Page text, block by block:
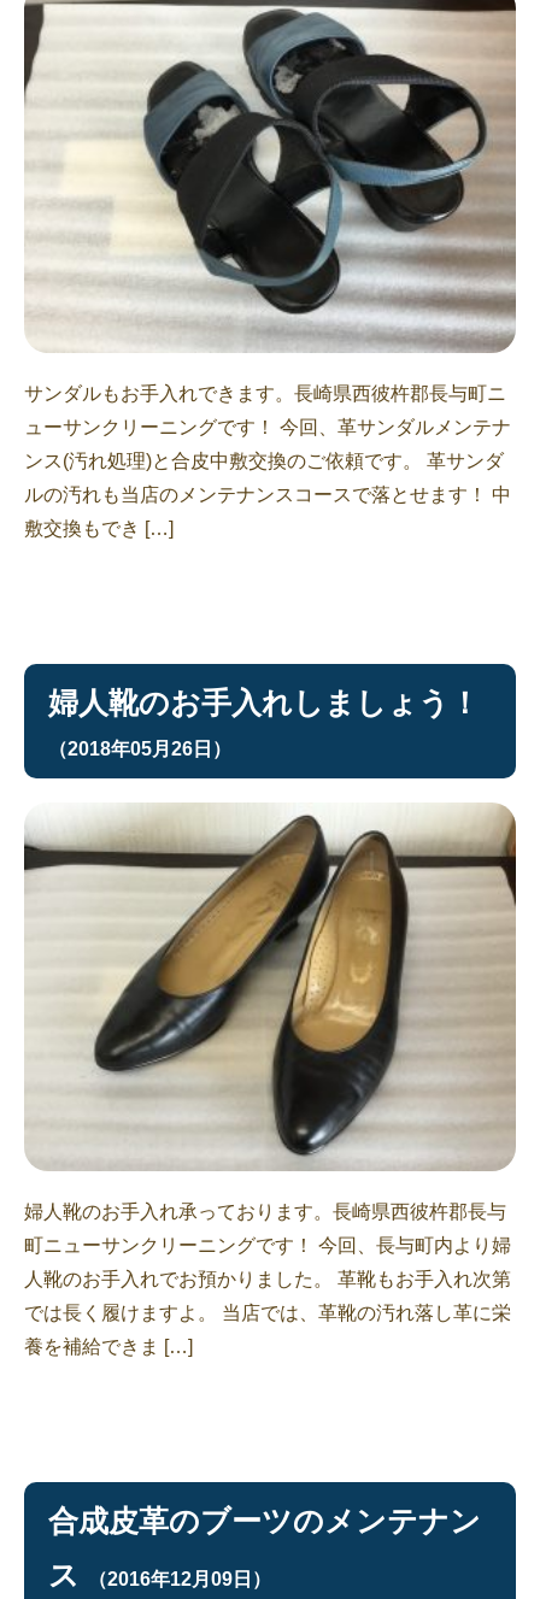
サンダルもお手入れできます。長崎県西彼杵郡長与町ニ
ューサンクリーニングです！ 今回、革サンダルメンテナ
ンス(汚れ処理)と合皮中敷交換のご依頼です。 革サンダ
ルの汚れも当店のメンテナンスコースで落とせます！ 中
敷交換もでき […]
婦人靴のお手入れしましょう！
（2018年05月26日）
婦人靴のお手入れ承っております。長崎県西彼杵郡長与
町ニューサンクリーニングです！ 今回、長与町内より婦
人靴のお手入れでお預かりました。 革靴もお手入れ次第
では長く履けますよ。 当店では、革靴の汚れ落し革に栄
養を補給できま […]
合成皮革のブーツのメンテナン
ス
（2016年12月09日）